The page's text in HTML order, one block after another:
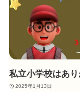
私立小学校はあ
2025年1月13日